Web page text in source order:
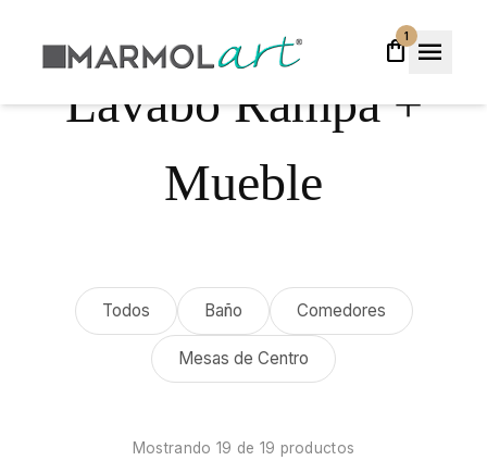
shopping_bag
1 menu
Lavabo Rampa +
Mueble
Todos Baño Comedores
Mesas de Centro
Mostrando 19 de 19 productos